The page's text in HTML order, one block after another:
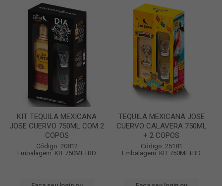
KIT TEQUILA MEXICANA
JOSE CUERVO 750ML COM 2
COPOS
Código: 20812
Embalagem: KIT 750ML+BD
TEQUILA MEXICANA JOSE
CUERVO CALAVERA 750ML
+ 2 COPOS
Código: 25181
Embalagem: KIT 750ML+BD